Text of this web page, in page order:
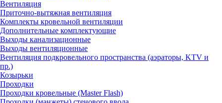
Вентиляция
Приточно-вытяжная вентиляция
Комплекты кровельной вентиляции
Дополнительные комплектующие
Выходы канализационные
Выходы вентиляционные
Вентиляция подкровельного пространства (аэраторы, KTV и
пр.)
Козырьки
Проходки
Проходки кровельные (Master Flash)